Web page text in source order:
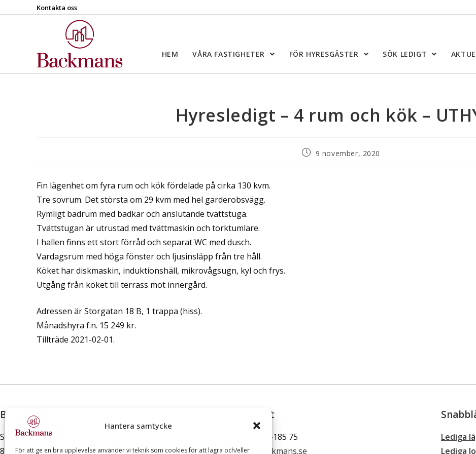
Hantera samtycke
För att ge en bra upplevelse använder vi teknik som cookies för att lagra och/eller
Kontakta oss
HEM VÅRA FASTIGHETER FÖR HYRESGÄSTER SÖK LEDIGT
Hyresledigt – 4 rum och kök –
9 november, 2020
Fin lägenhet om fyra rum och kök fördelade på cirka 130 kvm.
Tre sovrum. Det största om 29 kvm med hel garderobsvägg.
Rymligt badrum med badkar och anslutande tvättstuga.
Tvättstugan är utrustad med tvättmaskin och torktumlare.
I hallen finns ett stort förråd och separat WC med dusch.
Vardagsrum med höga fönster och ljusinsläpp från tre håll.
Köket har diskmaskin, induktionshäll, mikrovågsugn, kyl och frys.
Utgång från köket till terrass mot innergård.
Adressen är Storgatan 18 B, 1 trappa (hiss).
Månadshyra f.n. 15 249 kr.
Tillträde 2021-02-01.
Backmans Fastighetsutveckling AB
Storgatan 12 A
891 33 Örnsköldsvik
Kontakt
Tel: 0660-185 75
info@backmans.se
Lediga
Lediga